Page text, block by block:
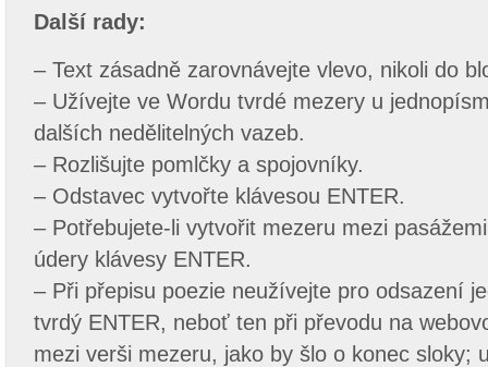
Další rady:
– Text zásadně zarovnávejte vlevo, nikoli do
– Užívejte ve Wordu tvrdé mezery u
dalších nedělitelných vazeb.
– Rozlišujte pomlčky a spojovníky.
– Odstavec vytvořte klávesou ENTER.
– Potřebujete-li vytvořit mezeru mezi
údery klávesy ENTER.
– Při přepisu poezie neužívejte pro odsazení
tvrdý ENTER, neboť ten při převodu na
mezi verši mezeru, jako by šlo o konec sloky;